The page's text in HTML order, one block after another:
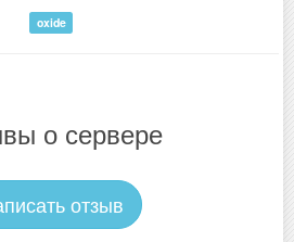
oxide
о сервере
отзыв